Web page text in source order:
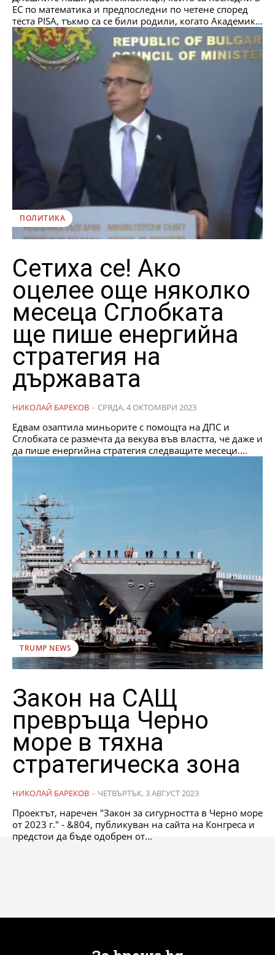
ЕС по математика и предпоследни по четене според
теста PISA, тъкмо са се били родили, когато Академик...
ПОЛИТИКА
Сетиха се! Ако
оцелее още няколко
месеца Сглобката
ще пише енергийна
стратегия на
държавата
НИКОЛАЙ БАРЕКОВ - СРЯДА, 4 ОКТОМВРИ 2023
Едвам озаптила миньорите с помощта на ДПС и
Сглобката се размечта да векува във властта, че даже и
да пише енергийна стратегия следващите месеци....
TRUMP NEWS
Закон на САЩ
превръща Черно
море в тяхна
стратегическа зона
НИКОЛАЙ БАРЕКОВ - ЧЕТВЪРТЪК, 3 АВГУСТ 2023
Проектът, наречен "Закон за сигурността в Черно море
от 2023 г." - &804, публикуван на сайта на Конгреса и
предстои да бъде одобрен от...